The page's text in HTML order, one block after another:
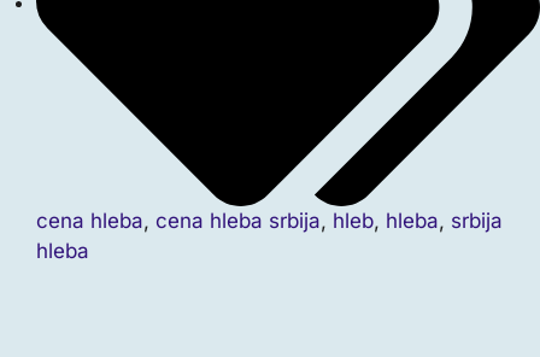
cena hleba, cena hleba srbija, hleb, hleba, srbija
hleba